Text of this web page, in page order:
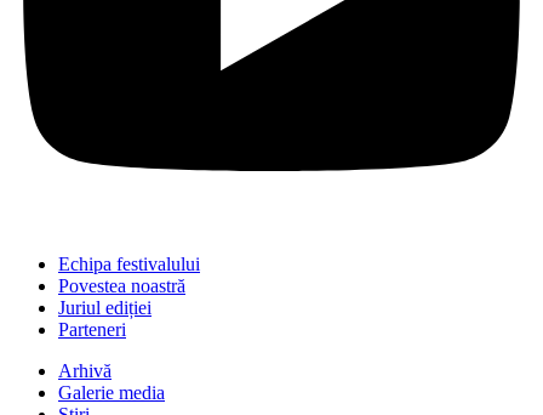
Echipa festivalului
Povestea noastră
Juriul ediției
Parteneri
Arhivă
Galerie media